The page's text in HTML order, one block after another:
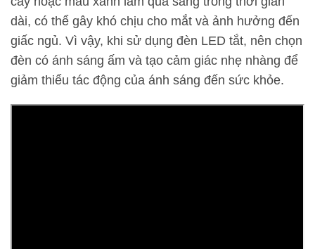
dài, có thể gây khó chịu cho mắt và ảnh hưởng đến
giấc ngủ. Vì vậy, khi sử dụng đèn LED tắt, nên chọn
đèn có ánh sáng ấm và tạo cảm giác nhẹ nhàng để
giảm thiểu tác động của ánh sáng đến sức khỏe.